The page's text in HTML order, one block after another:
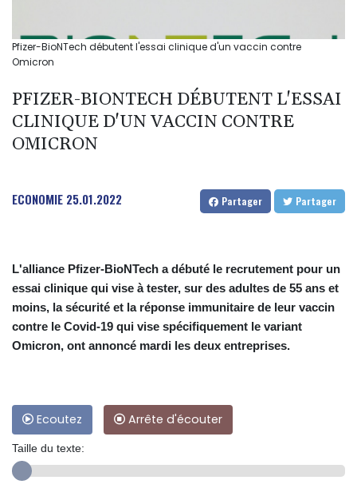
Pfizer-BioNTech débutent l'essai clinique d'un vaccin contre
Omicron
PFIZER-BIONTECH DÉBUTENT L'ESSAI
CLINIQUE D'UN VACCIN CONTRE
OMICRON
ECONOMIE 25.01.2022 Partager Partager
L'alliance Pfizer-BioNTech a débuté le recrutement pour un
essai clinique qui vise à tester, sur des adultes de 55 ans et
moins, la sécurité et la réponse immunitaire de leur vaccin
contre le Covid-19 qui vise spécifiquement le variant
Omicron, ont annoncé mardi les deux entreprises.
Ecoutez Arrête d'écouter
Taille du texte: